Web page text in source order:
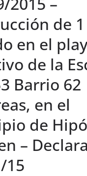
de 1
en el
de la
Barrio 62
en el
de
–
15